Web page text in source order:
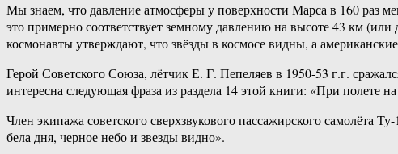
Мы знаем, что давление атмосферы у поверхности Марса в 160 раз
это примерно соответствует земному давлению на высоте 43 км
космонавты утверждают, что звёзды в космосе видны, а
Герой Советского Союза, лётчик Е. Г. Пепеляев в 1950-53 г.г.
интересна следующая фраза из раздела 14 этой книги: «При полете
Член экипажа советского сверхзвукового пассажирского
бела дня, черное небо и звезды видно».